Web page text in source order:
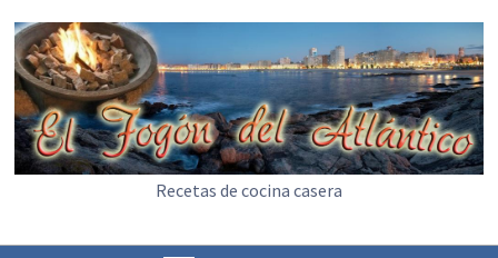
Recetas de cocina casera